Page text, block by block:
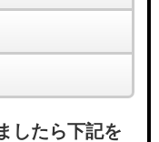
したら下記を